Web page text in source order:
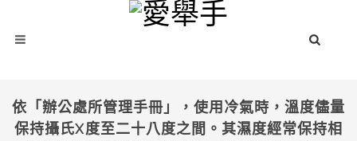
依「辦公處所管理手冊」，使用冷氣時，溫度儘量
保持攝氏X度至二十八度之間。其濕度經常保持相